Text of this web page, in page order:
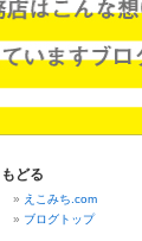
もどる
えこみち.com
ブログトップ